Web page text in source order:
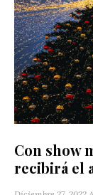
Con show
recibirá el